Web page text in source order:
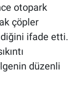
otopark
çöpler
ifade etti.
düzenli